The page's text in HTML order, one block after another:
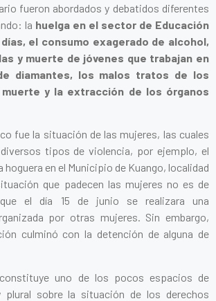
fueron abordados y debatidos diferentes
la huelga en el sector de Educación
el consumo exagerado de alcohol,
y muerte de jóvenes que trabajan en
diamantes, los malos tratos de los
y la extracción de los órganos
fue la situación de las mujeres, las cuales
tipos de violencia, por ejemplo, el
en el Municipio de Kuango, localidad
que padecen las mujeres no es de
el día 15 de junio se realizara una
por otras mujeres. Sin embargo,
culminó con la detención de alguna de
uno de los pocos espacios de
plural sobre la situación de los derechos